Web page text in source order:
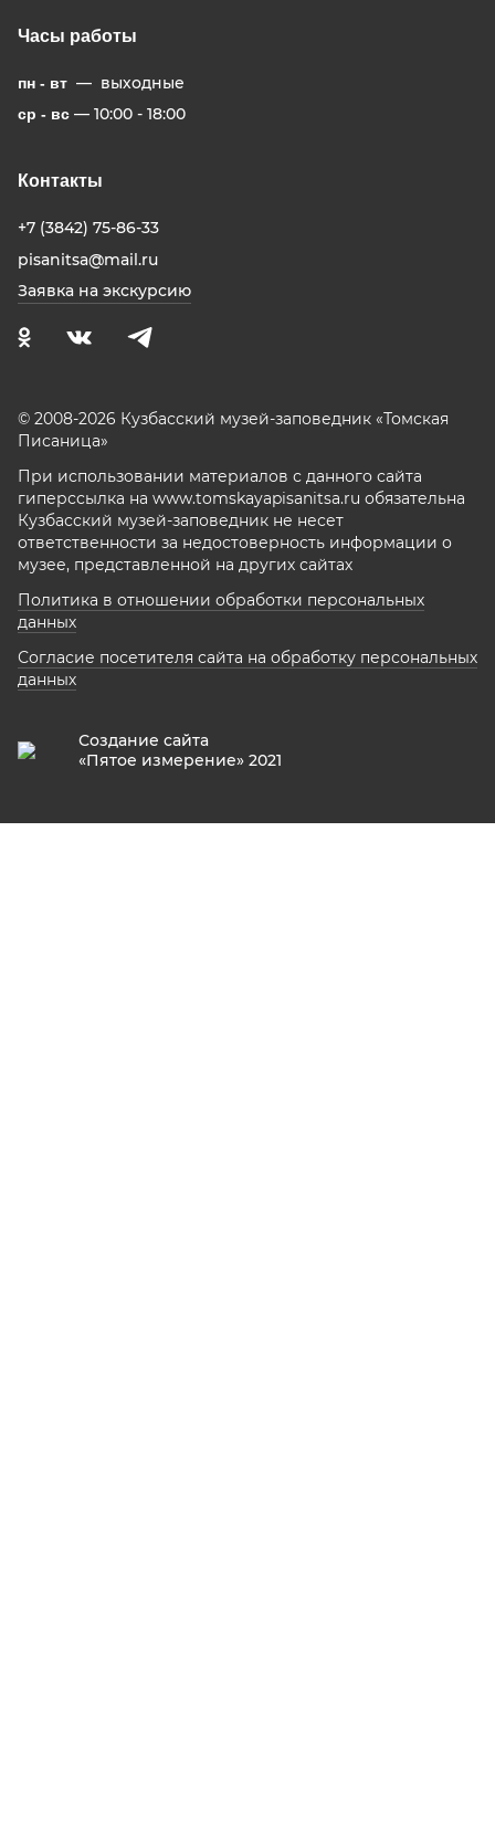
Часы работы
пн - вт — выходные
ср - вс — 10:00 - 18:00
Контакты
+7 (3842) 75-86-33
pisanitsa@mail.ru
Заявка на экскурсию
© 2008-2026 Кузбасский музей-заповедник «Томская
Писаница»
При использовании материалов с данного сайта
гиперссылка на www.tomskayapisanitsa.ru обязательна
Кузбасский музей-заповедник не несет
ответственности за недостоверность информации о
музее, представленной на других сайтах
Политика в отношении обработки персональных
данных
Согласие посетителя сайта на обработку персональных
данных
Создание сайта
«Пятое измерение» 2021